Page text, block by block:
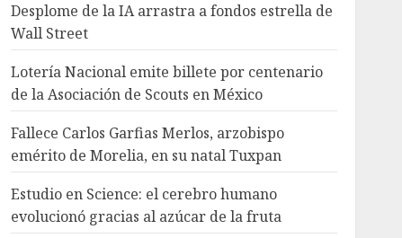
Desplome de la IA arrastra a fondos estrella de
Wall Street
Lotería Nacional emite billete por centenario
de la Asociación de Scouts en México
Fallece Carlos Garfias Merlos, arzobispo
emérito de Morelia, en su natal Tuxpan
Estudio en Science: el cerebro humano
evolucionó gracias al azúcar de la fruta
4
Internacional
cerebro humano
evolucionó gracias al
azúcar de la fruta
AGOSTO 7, 2026
Internacional
EE.UU. amplía revisión
de redes sociales para
visados de periodistas y
ciertos ciudadanos de